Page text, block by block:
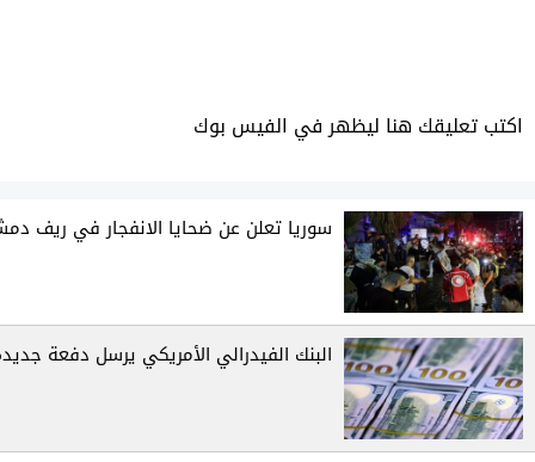
اكتب تعليقك هنا ليظهر في الفيس بوك
سوريا تعلن عن ضحايا الانفجار في ريف
البنك الفيدرالي الأمريكي يرسل دفعة